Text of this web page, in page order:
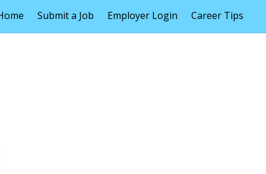
Submit a Job Employer Login Career Tips